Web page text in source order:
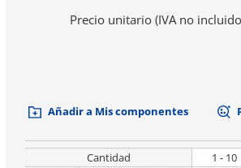
Precio unitario (IVA no
Añadir a Mis componentes
Cantidad 1 - 10